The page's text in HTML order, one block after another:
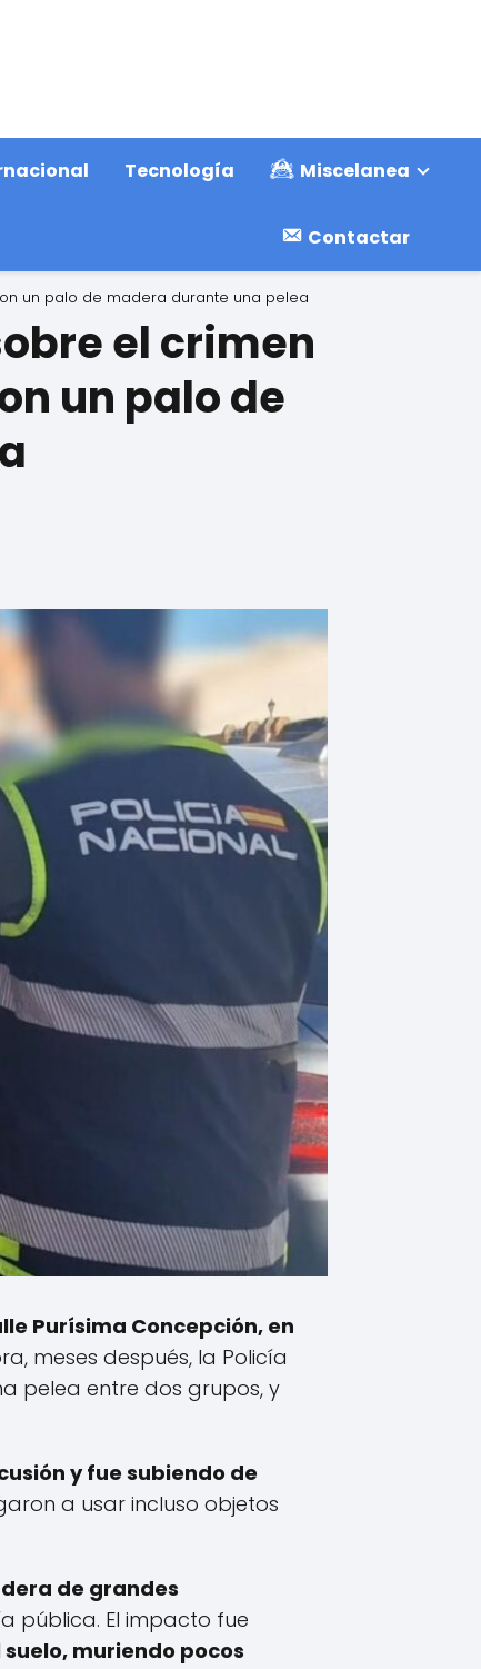
Tecnología Miscelanea
Contactar
un palo de madera durante una pelea
el crimen
un palo de
Purísima Concepción, en
meses después, la Policía
pelea entre dos grupos, y
y fue subiendo de
a usar incluso objetos
de grandes
pública. El impacto fue
muriendo pocos